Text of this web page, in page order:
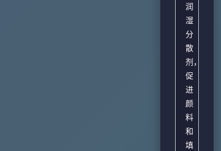
润
湿
分
散
剂，
促
进
颜
料
和
填